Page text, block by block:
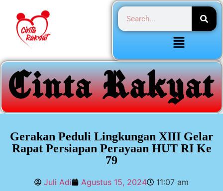
Gerakan Peduli Lingkungan XIII Gelar
Rapat Persiapan Perayaan HUT RI Ke
79
Juli Adi Agustus 15, 2024 11:07 am